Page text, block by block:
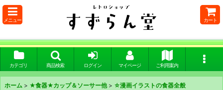
メニュー カート
カテゴリ 商品検索 ログイン マイページ ご利用案内
ホーム > ★食器★カップ＆ソーサー他 > ☆漫画イラストの食器全般